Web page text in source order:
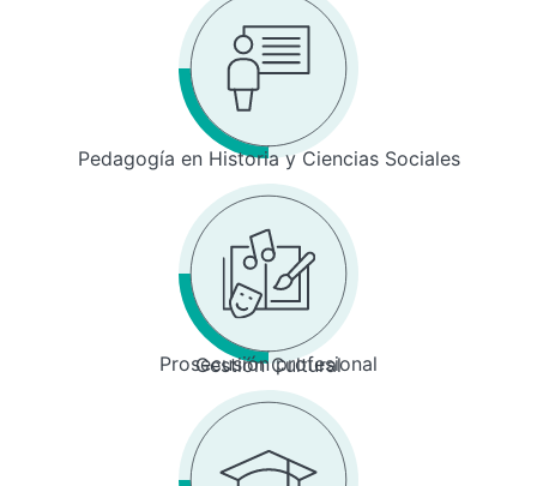
Pedagogía en Historia y Ciencias Sociales
Prosecusión profesional
Gestión Cultural